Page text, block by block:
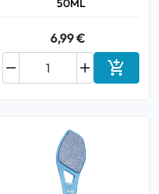
50ML
6,99 €

 